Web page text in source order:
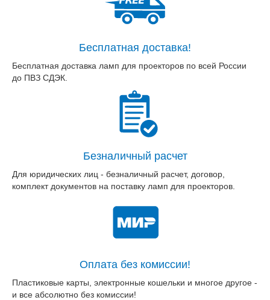
Бесплатная доставка!
Бесплатная доставка ламп для проекторов по всей России
до ПВЗ СДЭК.
Безналичный расчет
Для юридических лиц - безналичный расчет, договор,
комплект документов на поставку ламп для проекторов.
Оплата без комиссии!
Пластиковые карты, электронные кошельки и многое другое -
и все абсолютно без комиссии!